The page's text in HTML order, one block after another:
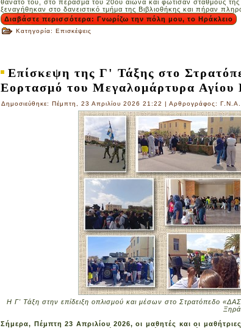
θάνατό του, στο πέρασμα του 20ου αιώνα και φώτισαν σταθμούς
ξεναγήθηκαν στο δανειστικό τμήμα της Βιβλιοθήκης και πήραν
Διαβάστε περισσότερα: Γνωρίζω την πόλη μου, το Ηράκλειο
Κατηγορία: Επισκέψεις
Επίσκεψη της Γ' Τάξης στο
Εορτασμό του Μεγαλομάρτυρα Αγίου
Δημοσιεύθηκε: Πέμπτη, 23 Απριλίου 2026 21:22 | Αρθρογράφος: Γ.Ν.Α.
Η Γ' Τάξη στην επίδειξη οπλισμού και μέσων στο Στρατόπεδο
Σήμερα, Πέμπτη 23 Απριλίου 2026, οι μαθητές και οι